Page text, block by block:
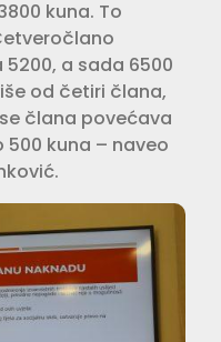
kuna. To
a sada 6500
od četiri člana,
člana povećava
500 kuna – naveo